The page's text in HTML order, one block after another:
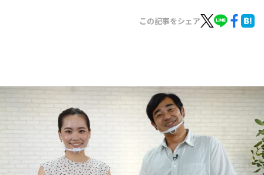
お知らせ
イベント・グッズ
YouTube
会社情報
この記事をシェア